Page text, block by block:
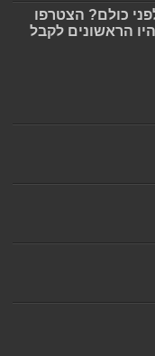
כולם? הצטרפו
הראשונים לקבל